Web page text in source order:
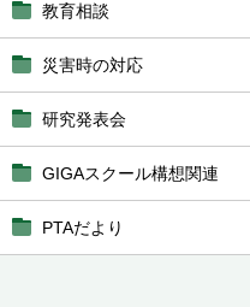
教育相談
災害時の対応
研究発表会
GIGAスクール構想関連
PTAだより